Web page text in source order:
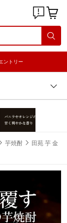
ントリー
芋焼酎
田苑 芋 金